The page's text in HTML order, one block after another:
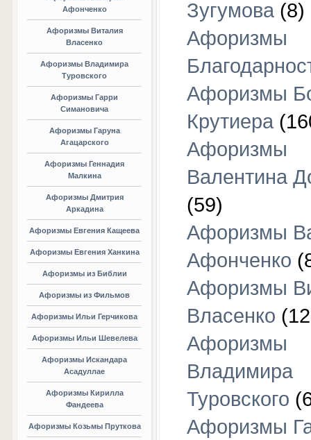
Афонченко
Афоризмы Виталия
Власенко
Афоризмы Владимира
Туровского
Афоризмы Гарри
Симановича
Афоризмы Гаруна
Агацарского
Афоризмы Геннадия
Малкина
Афоризмы Дмитрия
Аркадина
Афоризмы Евгения Кащеева
Афоризмы Евгения Ханкина
Афоризмы из Библии
Афоризмы из Фильмов
Афоризмы Ильи Герчикова
Афоризмы Ильи Шевелева
Афоризмы Искандара
Асадуллае
Афоризмы Кирилла
Фандеева
Афоризмы Козьмы Пруткова
Зугумова (8)
Афоризмы
Афоризмы
Крутиера
Афоризмы
Валентина
(59)
Афоризмы
Афонченко
Афоризмы
Власенко
Афоризмы
Владимира
Туровского
Афоризмы